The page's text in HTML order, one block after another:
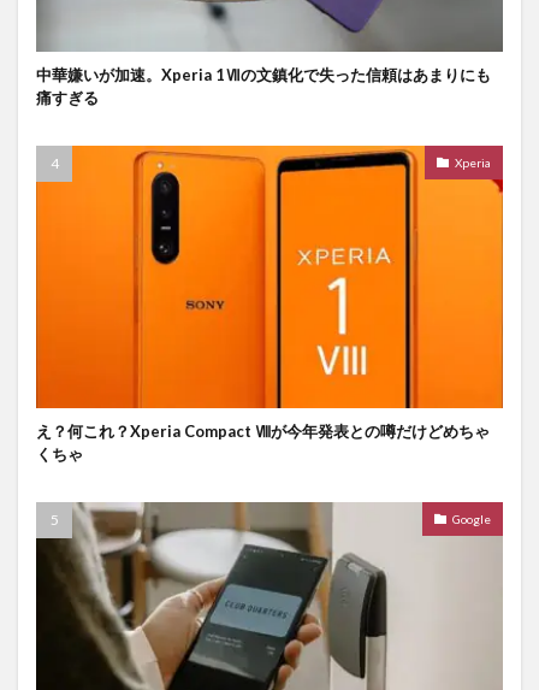
中華嫌いが加速。Xperia 1Ⅶの文鎮化で失った信頼はあまりにも
痛すぎる
Xperia
え？何これ？Xperia Compact Ⅷが今年発表との噂だけどめちゃ
くちゃ
Google